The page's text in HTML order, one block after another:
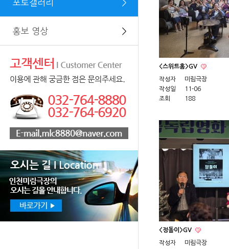
포토갤러리 ＞
홍보 영상 ＞
<스위트홈>GV
작성자
미림극장
작성일
11-06
조회
188
<정돌이>GV
작성자
미림극장